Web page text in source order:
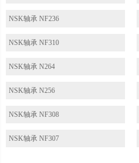
NSK轴承 NF236
NSK轴承 NF310
NSK轴承 N264
NSK轴承 N256
NSK轴承 NF308
NSK轴承 NF307